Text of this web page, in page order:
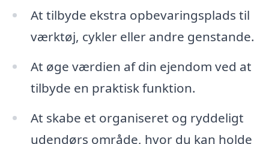
At tilbyde ekstra opbevaringsplads til
værktøj, cykler eller andre genstande.
At øge værdien af din ejendom ved at
tilbyde en praktisk funktion.
At skabe et organiseret og ryddeligt
udendørs område, hvor du kan holde